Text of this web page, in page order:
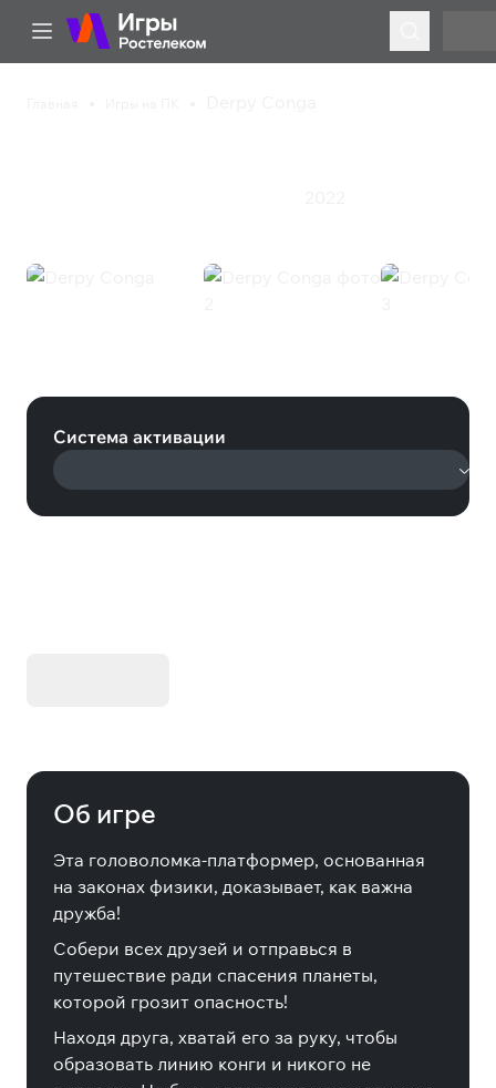
Система активации
Об игре
Эта головоломка-платформер, основанная
на законах физики, доказывает, как важна
дружба!
Собери всех друзей и отправься в
путешествие ради спасения планеты,
которой грозит опасность!
Находя друга, хватай его за руку, чтобы
образовать линию конги и никого не